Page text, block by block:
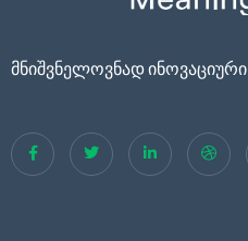
მნიშვნელოვნად ინოვაციური